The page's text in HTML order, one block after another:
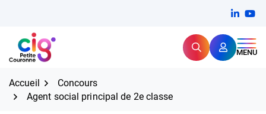
contenu
CIG Petite Couronne RechercherMENU
Expertise et proximité pour
Accueil
Concours
Agent social principal de 2e classe